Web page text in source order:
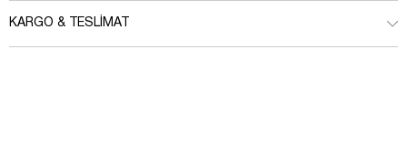
KARGO & TESLIMAT